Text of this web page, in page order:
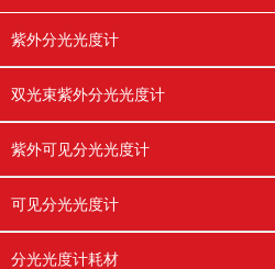
紫外分光光度计
双光束紫外分光光度计
紫外可见分光光度计
可见分光光度计
分光光度计耗材